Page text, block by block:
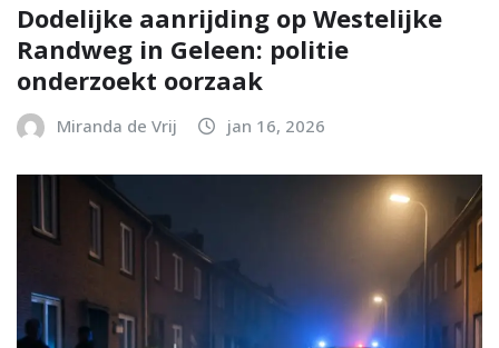
Dodelijke aanrijding op Westelijke
Randweg in Geleen: politie
onderzoekt oorzaak
Miranda de Vrij jan 16, 2026